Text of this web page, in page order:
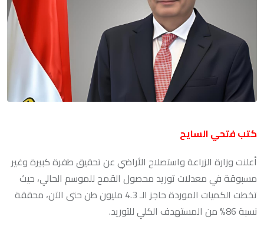
كتب فتحي السايح
أعلنت وزارة الزراعة واستصلاح الأراضي عن تحقيق طفرة كبيرة وغير
مسبوقة في معدلات توريد محصول القمح للموسم الحالي، حيث
تخطت الكميات الموردة حاجز الـ 4.3 مليون طن حتى الآن، محققة
نسبة 86% من المستهدف الكلي للتوريد.